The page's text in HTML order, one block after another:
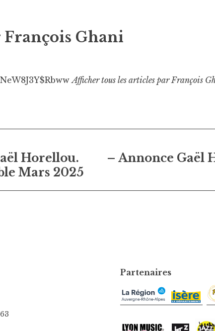
François Ghani
Afficher tous les articles par François
Horellou.
Mars 2025
– Annonce Gaël
Partenaires